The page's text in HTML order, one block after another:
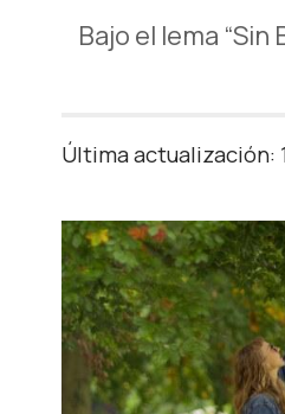
Bajo el lema
Última actualización: